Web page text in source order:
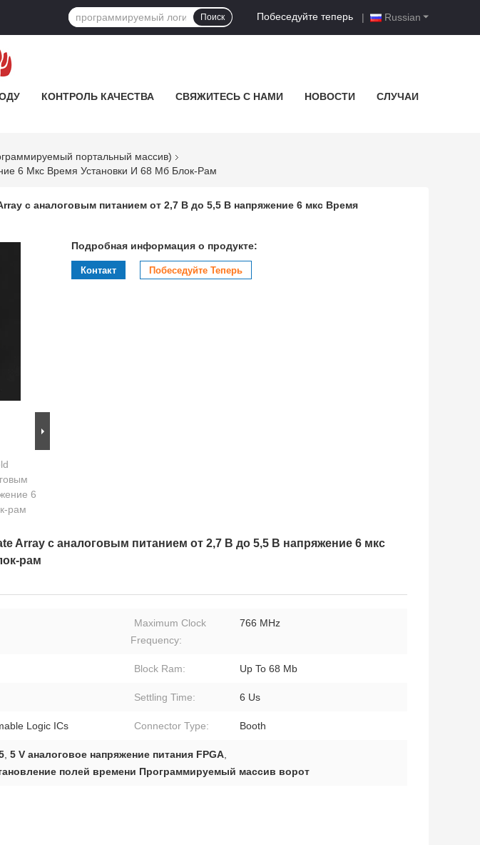
Russian
Побеседуйте теперь |
Поиск
КОНТРОЛЬ КАЧЕСТВА СВЯЖИТЕСЬ С НАМИ НОВОСТИ СЛУЧАИ
портальный массив)
6 Мкс Время Установки И 68 Мб Блок-Рам
с аналоговым питанием от 2,7 В до 5,5 В напряжение 6 мкс Время
6
рам
Подробная информация о продукте:
Контакт Побеседуйте Теперь
Array с аналоговым питанием от 2,7 В до 5,5 В напряжение 6 мкс
рам
Maximum Clock
Frequency:
766 MHz
Block Ram: Up To 68 Mb
Settling Time: 6 Us
Logic ICs Connector Type: Booth
5 V аналоговое напряжение питания FPGA
полей времени Программируемый массив ворот